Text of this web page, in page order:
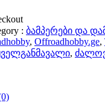
: ბამპერები და
, Offroadhobby.ge,
,